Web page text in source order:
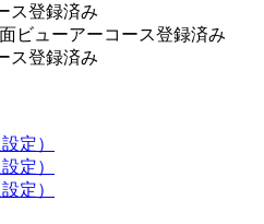
ス登録済み
ビューアーコース登録済み
ス登録済み
定）
定）
定）